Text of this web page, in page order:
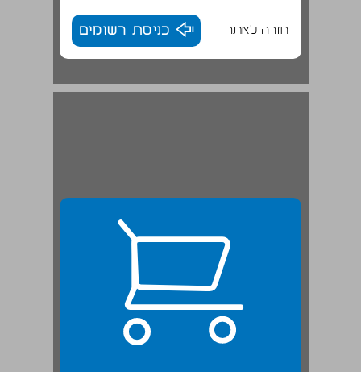
חזרה לאתר כניסת רשומים